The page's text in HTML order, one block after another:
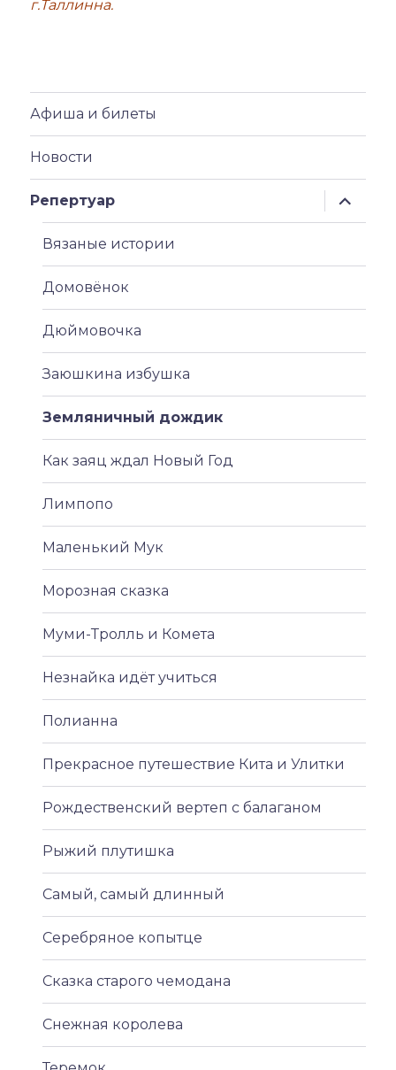
г.Таллинна.
Афиша и билеты
Новости
Репертуар
меню
Вязаные истории
Домовёнок
Дюймовочка
Заюшкина избушка
Земляничный дождик
Как заяц ждал Новый Год
Лимпопо
Маленький Мук
Морозная сказка
Муми-Тролль и Комета
Незнайка идёт учиться
Полианна
Прекрасное путешествие Кита и Улитки
Рождественский вертеп с балаганом
Рыжий плутишка
Самый, самый длинный
Серебряное копытце
Сказка старого чемодана
Снежная королева